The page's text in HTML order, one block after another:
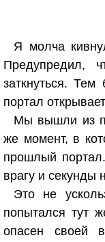
Я молча
Предупредил,
заткнуться.
портал
Мы вышли из
же момент, в
прошлый
врагу и секунды
Это не
попытался тут
опасен своей